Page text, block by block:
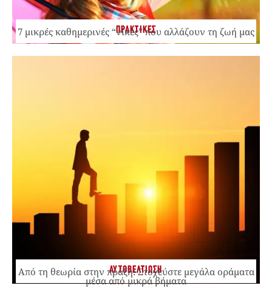
ΠΡΑΚΤΙΚΕΣ
7 μικρές καθημερινές “νίκες” που αλλάζουν τη ζωή μας
ΑΥΤΟΒΕΛΤΙΩΣΗ
Από τη θεωρία στην πράξη: Στοχεύστε μεγάλα οράματα
μέσα από μικρά βήματα